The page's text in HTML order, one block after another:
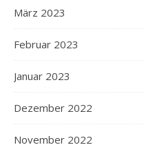
März 2023
Februar 2023
Januar 2023
Dezember 2022
November 2022